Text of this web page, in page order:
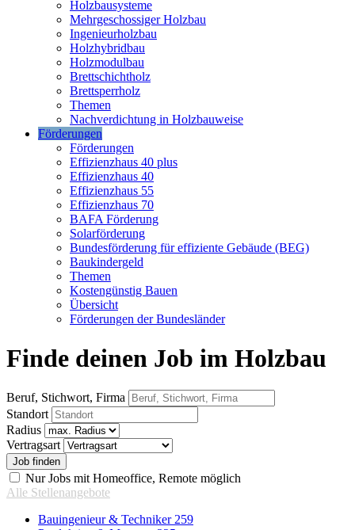
Holzbausysteme
Mehrgeschossiger Holzbau
Ingenieurholzbau
Holzhybridbau
Holzmodulbau
Brettschichtholz
Brettsperrholz
Themen
Nachverdichtung in Holzbauweise
Förderungen
Förderungen
Effizienzhaus 40 plus
Effizienzhaus 40
Effizienzhaus 55
Effizienzhaus 70
BAFA Förderung
Solarförderung
Bundesförderung für effiziente Gebäude (BEG)
Baukindergeld
Themen
Kostengünstig Bauen
Übersicht
Förderungen der Bundesländer
Finde deinen Job im Holzbau
Beruf, Stichwort, Firma
Standort
Radius
Vertragsart
Nur Jobs mit Homeoffice, Remote möglich
Alle Stellenangebote
Bauingenieur & Techniker 259